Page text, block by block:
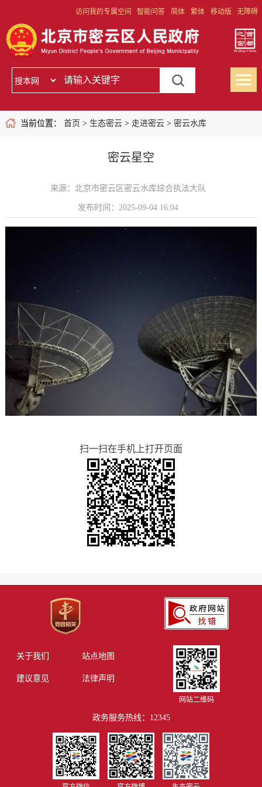
访问我的专属空间 智能问答 简体 繁体 移动版 无障碍
当前位置： 首页 > 生态密云> 走进密云> 密云水库
密云星空
来源：北京市密云区密云水库综合执法大队
发布时间：2025-09-04 16:04
扫一扫在手机上打开页面
关于我们 站点地图
建议意见 法律声明
网站二维码
政务服务热线：12345